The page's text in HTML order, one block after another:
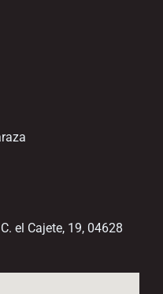
el Cajete, 19, 04628